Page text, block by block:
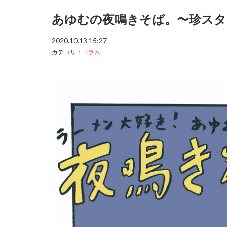
あゆむの夜鳴きそば。〜珍ス
2020.10.13 15:27
カテゴリ： コラム